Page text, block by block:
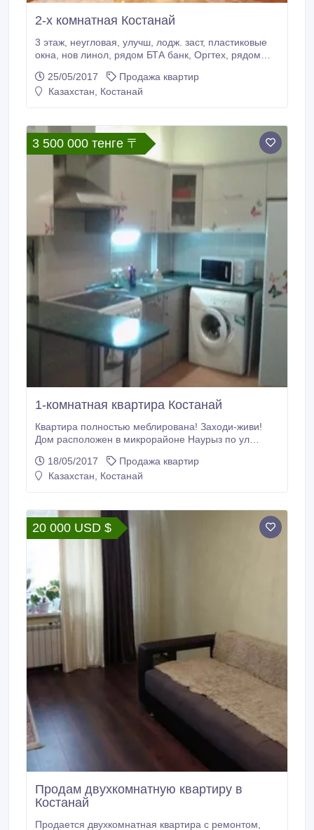
2-х комнатная Костанай
3 этаж, неугловая, улучш, лодж. заст, пластиковые
окна, нов линол, рядом БТА банк, Оргтех, рядом
ЦВР, продаю в связи со сменой пмж, в данный
момент нахожусь за территорией Казахстана,
25/05/2017
Продажа квартир
Казахстан, Костанай
3 500 000 тенге 〒
1-комнатная квартира Костанай
Квартира полностью меблирована! Заходи-живи!
Дом расположен в микрорайоне Наурыз по ул
находится школа, садик, детская больница. Очень
хороший район, тихий. Срочная продажа. Остается
18/05/2017
Продажа квартир
Казахстан, Костанай
20 000 USD $
Продам двухкомнатную квартиру в
Костанай
Продается двухкомнатная квартира с ремонтом,